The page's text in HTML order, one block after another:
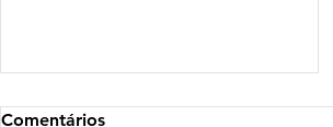
Comentários